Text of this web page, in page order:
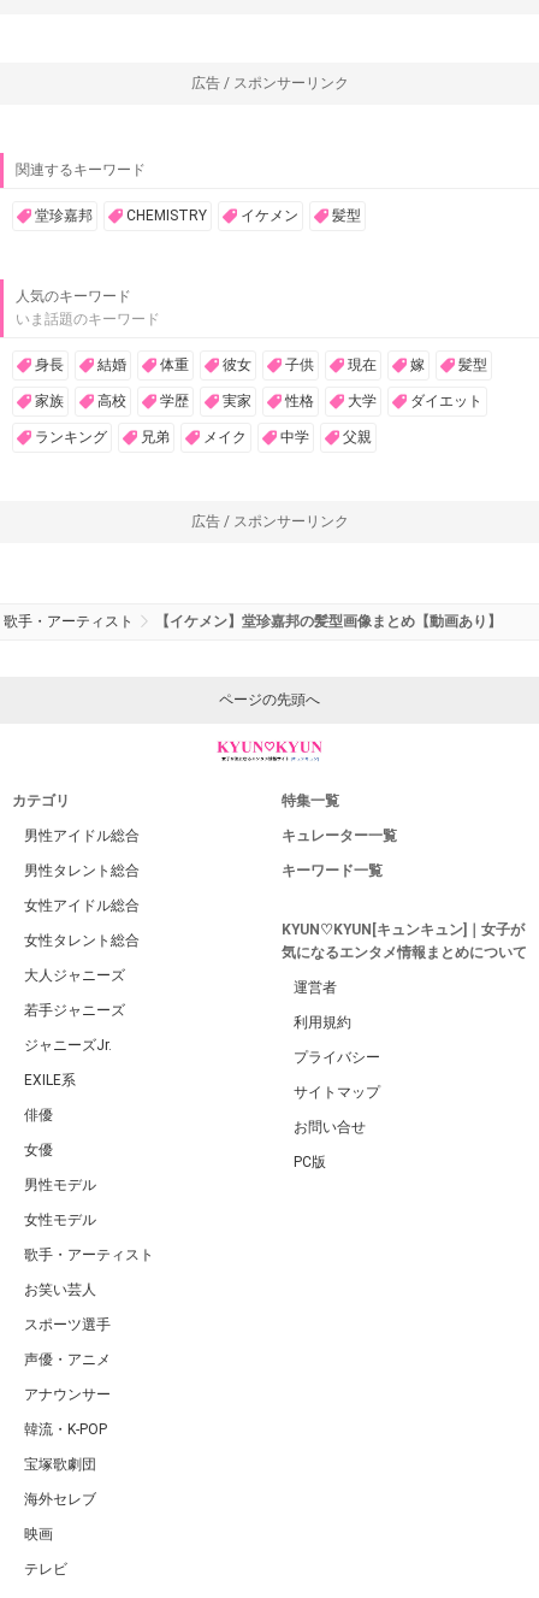
広告 / スポンサーリンク
関連するキーワード
堂珍嘉邦 CHEMISTRY イケメン 髪型
人気のキーワード
いま話題のキーワード
身長 結婚 体重 彼女 子供 現在 嫁 髪型
家族 高校 学歴 実家 性格 大学 ダイエット
ランキング 兄弟 メイク 中学 父親
広告 / スポンサーリンク
歌手・アーティスト 【イケメン】堂珍嘉邦の髪型画像まとめ【動画あり】
ページの先頭へ
カテゴリ
男性アイドル総合
男性タレント総合
女性アイドル総合
女性タレント総合
大人ジャニーズ
若手ジャニーズ
ジャニーズJr.
EXILE系
俳優
女優
男性モデル
女性モデル
歌手・アーティスト
お笑い芸人
スポーツ選手
声優・アニメ
アナウンサー
韓流・K-POP
宝塚歌劇団
海外セレブ
映画
テレビ
特集一覧
キュレーター一覧
キーワード一覧
KYUN♡KYUN[キュンキュン]｜女子が
気になるエンタメ情報まとめについて
運営者
利用規約
プライバシー
サイトマップ
お問い合せ
PC版